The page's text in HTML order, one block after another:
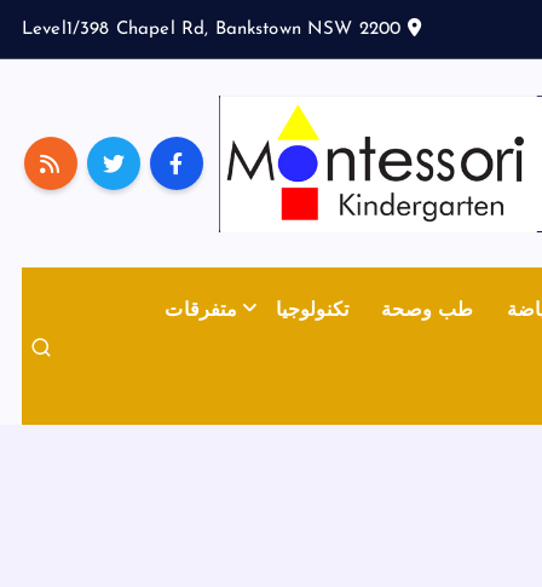
Level1/398 Chapel Rd, Bankstown NSW 2200
طب وصحة تكنولوجيا متفرقات